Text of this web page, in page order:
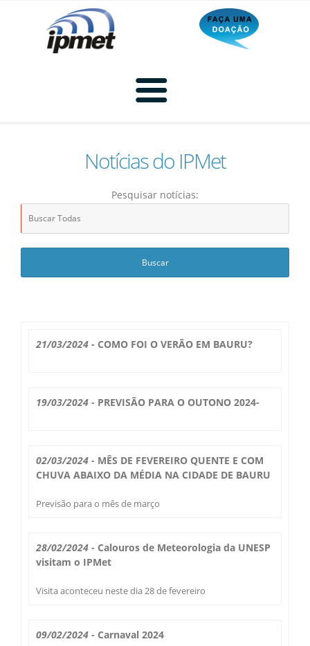
Home
Radar Animado
Radar Cidades
Chuvas e seu Local
Satélite GIS + Radar
Previsão Cidades
Modelo Regional WRF
Umidade do Solo
Secas Bauru
Cadastro
Treinamento
Solicitação de Dados
Agendamento de Visitas
Histórico
Como Chegar
Login
Notícias do IPMet
Pesquisar notícias:
21/03/2024 - COMO FOI O VERÃO EM BAURU?
19/03/2024 - PREVISÃO PARA O OUTONO 2024-
02/03/2024 - MÊS DE FEVEREIRO QUENTE E COM
CHUVA ABAIXO DA MÉDIA NA CIDADE DE BAURU
Previsão para o mês de março
28/02/2024 - Calouros de Meteorologia da UNESP
visitam o IPMet
Visita aconteceu neste dia 28 de fevereiro
09/02/2024 - Carnaval 2024